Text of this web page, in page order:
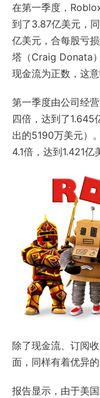
在第一季度，
到了3.87亿美元，
亿美元，合每股亏
塔（Craig Donata
现金流为正数，这
第一季度由公司经
四倍，达到了1.645
出的5190万美元）
4.1倍，达到1.421亿
除了现金流、订阅
面，同样有着优异的
报告显示，由于美